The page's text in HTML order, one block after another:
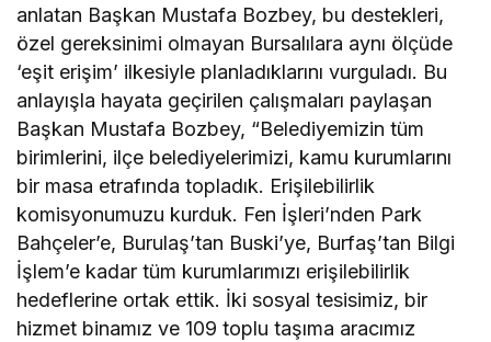
anlatan Başkan Mustafa Bozbey, bu destekleri,
özel gereksinimi olmayan Bursalılara aynı ölçüde
‘eşit erişim’ ilkesiyle planladıklarını vurguladı. Bu
anlayışla hayata geçirilen çalışmaları paylaşan
Başkan Mustafa Bozbey, “Belediyemizin tüm
birimlerini, ilçe belediyelerimizi, kamu kurumlarını
bir masa etrafında topladık. Erişilebilirlik
komisyonumuzu kurduk. Fen İşleri’nden Park
Bahçeler’e, Burulaş’tan Buski’ye, Burfaş’tan Bilgi
İşlem’e kadar tüm kurumlarımızı erişilebilirlik
hedeflerine ortak ettik. İki sosyal tesisimiz, bir
hizmet binamız ve 109 toplu taşıma aracımız